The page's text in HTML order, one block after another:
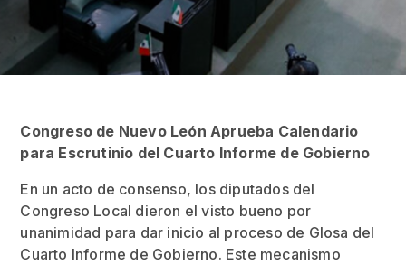
Congreso de Nuevo León Aprueba Calendario
para Escrutinio del Cuarto Informe de Gobierno
En un acto de consenso, los diputados del
Congreso Local dieron el visto bueno por
unanimidad para dar inicio al proceso de Glosa del
Cuarto Informe de Gobierno. Este mecanismo